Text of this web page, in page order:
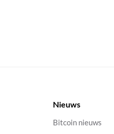
Nieuws
Bitcoin nieuws